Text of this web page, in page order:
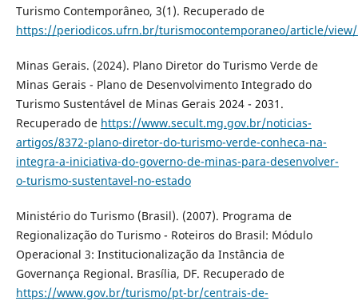
Turismo Contemporâneo, 3(1). Recuperado de
https://periodicos.ufrn.br/turismocontemporaneo/article/view/
Minas Gerais. (2024). Plano Diretor do Turismo Verde de
Minas Gerais - Plano de Desenvolvimento Integrado do
Turismo Sustentável de Minas Gerais 2024 - 2031.
Recuperado de https://www.secult.mg.gov.br/noticias-
artigos/8372-plano-diretor-do-turismo-verde-conheca-na-
integra-a-iniciativa-do-governo-de-minas-para-desenvolver-
o-turismo-sustentavel-no-estado
Ministério do Turismo (Brasil). (2007). Programa de
Regionalização do Turismo - Roteiros do Brasil: Módulo
Operacional 3: Institucionalização da Instância de
Governança Regional. Brasília, DF. Recuperado de
https://www.gov.br/turismo/pt-br/centrais-de-